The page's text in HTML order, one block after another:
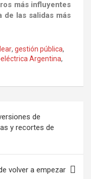
más influyentes
de las salidas más
, gestión pública,
Argentina,
de
y recortes de
volver a empezar